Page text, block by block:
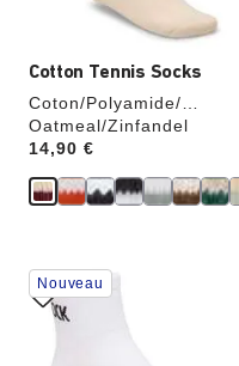
Cotton Tennis Socks
Coton/Polyamide/
Élasthanne
Oatmeal/Zinfandel
Price:
14,90 €
Cliquer
sur
les
Nouveau